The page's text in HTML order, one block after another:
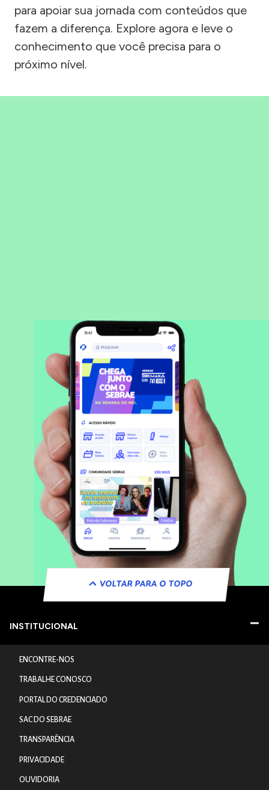
para apoiar sua jornada com conteúdos que
fazem a diferença. Explore agora e leve o
conhecimento que você precisa para o
próximo nível.
VOLTAR PARA O TOPO
INSTITUCIONAL
ENCONTRE-NOS
TRABALHE CONOSCO
PORTAL DO CREDENCIADO
SAC DO SEBRAE
TRANSPARÊNCIA
PRIVACIDADE
OUVIDORIA